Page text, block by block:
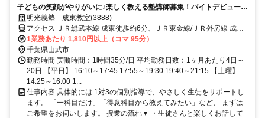
子どもの笑顔がやりがいに♪楽しく教える塾講師募集！バイトデビューで
も安心の研修あり！週1日からOK
明光義塾 成東教室(3888)
アクセス ＪＲ総武本線 成東徒歩約6分、ＪＲ東金線/ＪＲ外房線 成東
徒歩約6分、ＪＲ東金線/ＪＲ外房線 求名出入口2徒歩約46分
1業務あたり 1,810円以上（コマ 95分）
千葉県山武市
勤務時間 実働時間：1時間35分/日 平均勤務日数：1ヶ月あたり4日～
20日 【平日】 16:10～17:45 17:55～19:30 19:40～21:15 【土曜】
14:25～16:00 1...
仕事内容 具体的には 1対3の個別指導で、やさしく生徒をサポートし
ます。 「一科目だけ」「得意科目から教えてみたい」など、 まずは
ご希望をお伺いします。 授業の流れ▼ ・生徒さんと楽しくお話して